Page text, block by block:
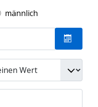
männlich